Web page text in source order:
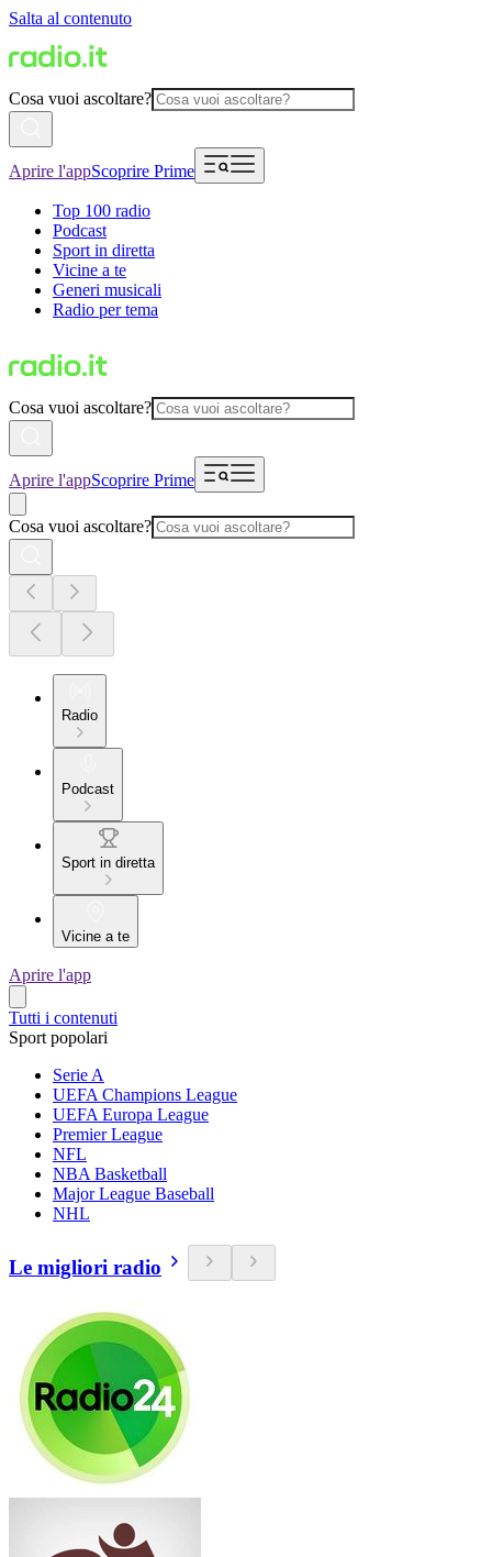
Salta al contenuto
Cosa vuoi ascoltare?
Aprire l'appScoprire Prime
Top 100 radio
Podcast
Sport in diretta
Vicine a te
Generi musicali
Radio per tema
Cosa vuoi ascoltare?
Aprire l'appScoprire Prime
Cosa vuoi ascoltare?
Radio
Podcast
Sport in diretta
Vicine a te
Aprire l'app
Tutti i contenuti
Sport popolari
Serie A
UEFA Champions League
UEFA Europa League
Premier League
NFL
NBA Basketball
Major League Baseball
NHL
Le migliori radio